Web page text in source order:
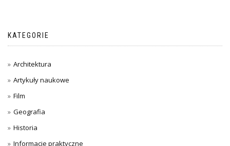
KATEGORIE
Architektura
Artykuły naukowe
Film
Geografia
Historia
Informacje praktyczne